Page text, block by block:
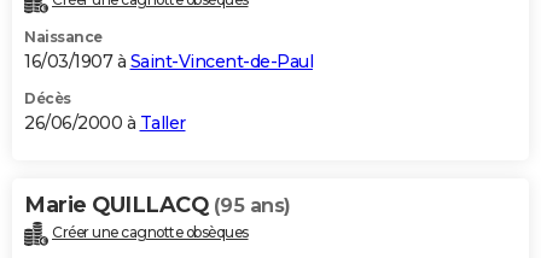
Naissance
16/03/1907 à Saint-Vincent-de-Paul
Décès
26/06/2000 à Taller
Marie QUILLACQ (95 ans)
Créer une cagnotte obsèques